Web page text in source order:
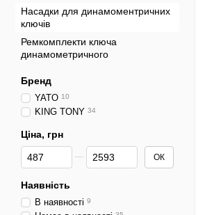
Насадки для динамоментричних
ключів
Ремкомплекти ключа
динамометричного
Бренд
YATO 10
KING TONY 34
Ціна, грн
Від Ціна, грн
До Ціна, грн ОК
Наявність
В наявності 9